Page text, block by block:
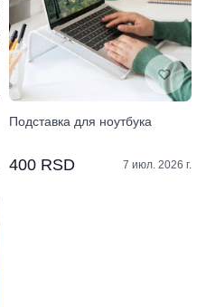
Подставка для ноутбука
400 RSD 7 июл. 2026 г.